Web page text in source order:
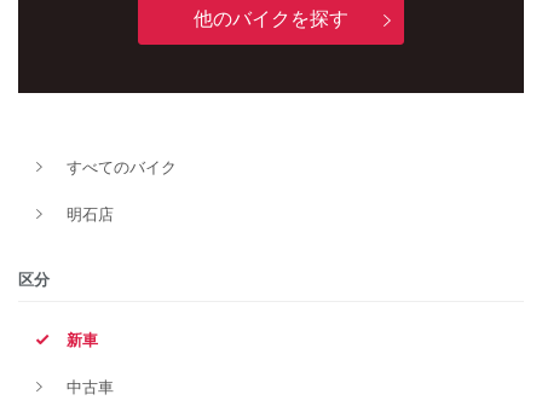
他のバイクを探す
すべてのバイク
明石店
区分
新車
中古車
新車
タイプ